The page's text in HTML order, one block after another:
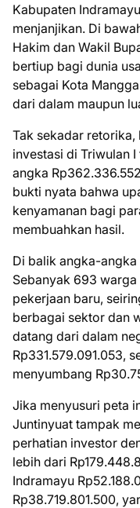
Kabupaten
menjanjikan. Di
Hakim dan Wakil
bertiup bagi dunia
sebagai Kota
dari dalam maupun
Tak sekadar
investasi di Triwulan
angka
bukti nyata bahwa
kenyamanan bagi
membuahkan hasil.
Di balik angka-angka
Sebanyak 693
pekerjaan baru,
berbagai sektor dan
datang dari dalam
Rp331.579.091.053,
menyumbang
Jika menyusuri peta
Juntinyuat tampak
perhatian investor
lebih dari
Indramayu
Rp38.719.801.500,